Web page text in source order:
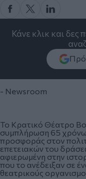
Κάνε κλικ και δες
- Newsroom
Το Κρατικό Θέατρο
συμπλήρωση 65
προσφοράς στον
επετειακών του
αφιερωμένη στην
που το ανέδειξαν σε
θεατρικούς